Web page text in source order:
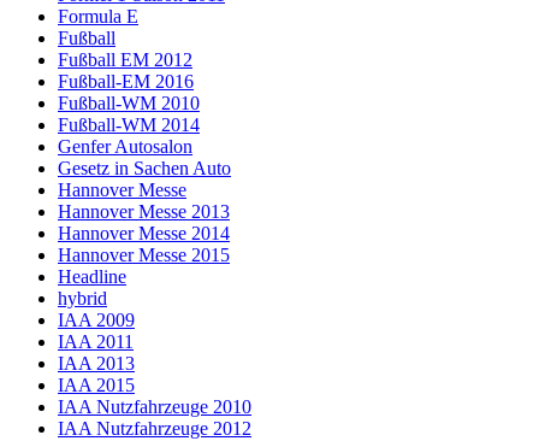
Formula E
Fußball
Fußball EM 2012
Fußball-EM 2016
Fußball-WM 2010
Fußball-WM 2014
Genfer Autosalon
Gesetz in Sachen Auto
Hannover Messe
Hannover Messe 2013
Hannover Messe 2014
Hannover Messe 2015
Headline
hybrid
IAA 2009
IAA 2011
IAA 2013
IAA 2015
IAA Nutzfahrzeuge 2010
IAA Nutzfahrzeuge 2012